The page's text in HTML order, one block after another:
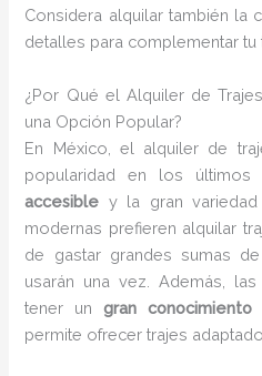
Considera alquilar también la
detalles para complementar tu
¿Por Qué el Alquiler de
una Opción Popular?
En México, el alquiler de
popularidad en los
accesible y la gran
modernas prefieren alquilar
de gastar grandes sumas
usarán una vez. Además,
tener ungran
permite ofrecer trajes